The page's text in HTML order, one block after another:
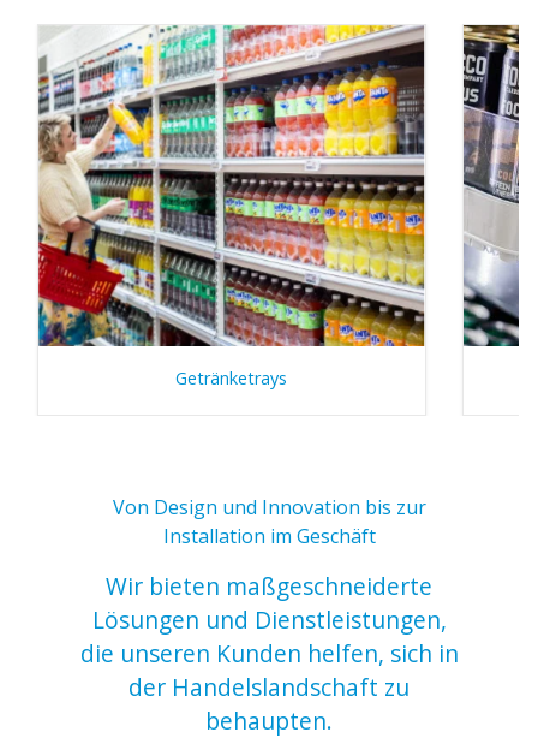
Getränketrays
Von Design und Innovation bis zur
Installation im Geschäft
Wir bieten maßgeschneiderte
Lösungen und Dienstleistungen,
die unseren Kunden helfen, sich in
der Handelslandschaft zu
behaupten.